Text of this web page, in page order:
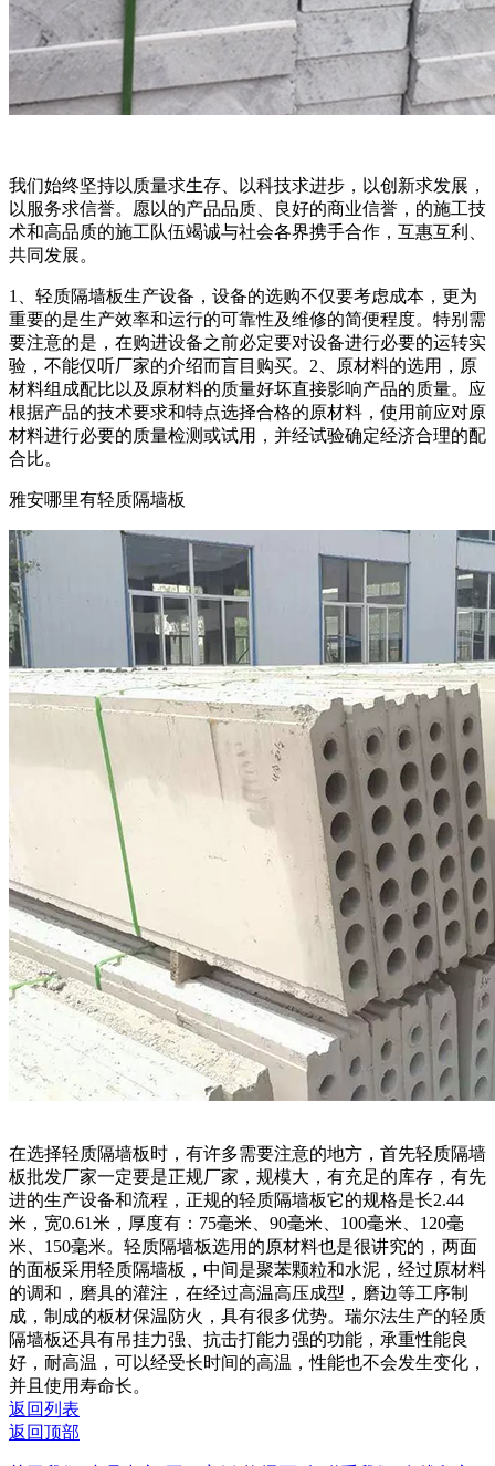
我们始终坚持以质量求生存、以科技求进步，以创新求发展，
以服务求信誉。愿以的产品品质、良好的商业信誉，的施工技
术和高品质的施工队伍竭诚与社会各界携手合作，互惠互利、
共同发展。
1、轻质隔墙板生产设备，设备的选购不仅要考虑成本，更为
重要的是生产效率和运行的可靠性及维修的简便程度。特别需
要注意的是，在购进设备之前必定要对设备进行必要的运转实
验，不能仅听厂家的介绍而盲目购买。2、原材料的选用，原
材料组成配比以及原材料的质量好坏直接影响产品的质量。应
根据产品的技术要求和特点选择合格的原材料，使用前应对原
材料进行必要的质量检测或试用，并经试验确定经济合理的配
合比。
雅安哪里有轻质隔墙板
在选择轻质隔墙板时，有许多需要注意的地方，首先轻质隔墙
板批发厂家一定要是正规厂家，规模大，有充足的库存，有先
进的生产设备和流程，正规的轻质隔墙板它的规格是长2.44
米，宽0.61米，厚度有：75毫米、90毫米、100毫米、120毫
米、150毫米。轻质隔墙板选用的原材料也是很讲究的，两面
的面板采用轻质隔墙板，中间是聚苯颗粒和水泥，经过原材料
的调和，磨具的灌注，在经过高温高压成型，磨边等工序制
成，制成的板材保温防火，具有很多优势。瑞尔法生产的轻质
隔墙板还具有吊挂力强、抗击打能力强的功能，承重性能良
好，耐高温，可以经受长时间的高温，性能也不会发生变化，
并且使用寿命长。
返回列表
返回顶部